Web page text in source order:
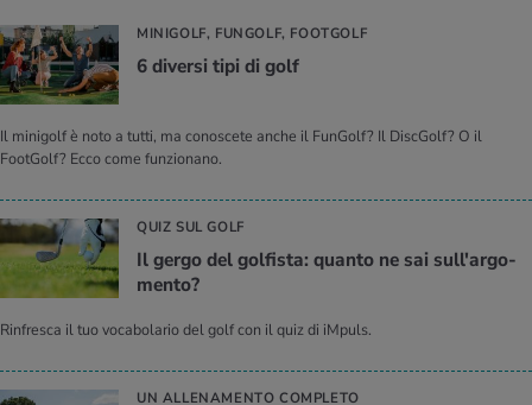
MINIGOLF, FUNGOLF, FOOTGOLF
6 di­ver­si tipi di golf
Il minigolf è noto a tutti, ma conoscete anche il FunGolf? Il DiscGolf? O il
FootGolf? Ecco come funzionano.
QUIZ SUL GOLF
Il gergo del gol­fi­sta: quan­to ne sai sul­l'ar­go­
men­to?
Rinfresca il tuo vocabolario del golf con il quiz di iMpuls.
UN ALLENAMENTO COMPLETO